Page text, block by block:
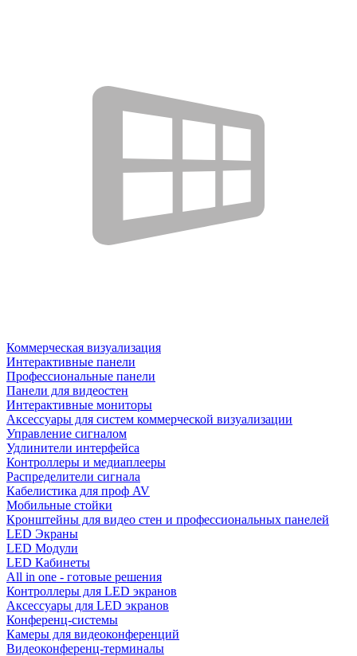
Коммерческая визуализация
Интерактивные панели
Профессиональные панели
Панели для видеостен
Интерактивные мониторы
Аксессуары для систем коммерческой визуализации
Управление сигналом
Удлинители интерфейса
Контроллеры и медиаплееры
Распределители сигнала
Кабелистика для проф AV
Мобильные стойки
Кронштейны для видео стен и профессиональных панелей
LED Экраны
LED Модули
LED Кабинеты
All in one - готовые решения
Контроллеры для LED экранов
Аксессуары для LED экранов
Конференц-системы
Камеры для видеоконференций
Видеоконференц-терминалы